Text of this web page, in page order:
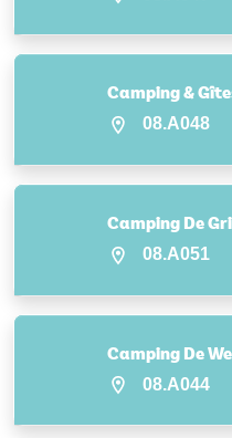
Camping &
08.A048
Camping De
08.A051
Camping De
08.A044